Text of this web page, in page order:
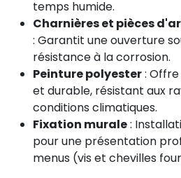
temps humide.
Charnières et pièces
: Garantit une ouverture
résistance à la corrosion.
Peinture polyester:
et durable, résistant aux
conditions climatiques.
Fixation murale:
pour une présentation
menus (vis et chevilles